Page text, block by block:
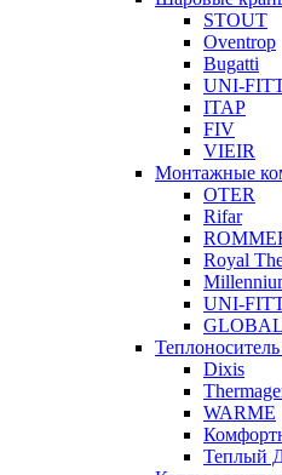
STOUT
Oventrop
Bugatti
UNI-
ITAP
FIV
VIEIR
Монтажные
OTER
Rifar
Royal
UNI-
GLOBAL
Dixis
WARME
Теплый